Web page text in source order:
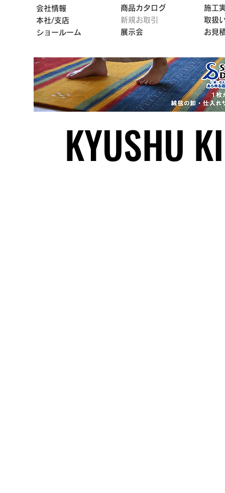
会社情報
本社/支店
ショールーム
商品カタログ
新規お取引
展示会
施工
取扱
お見
KYUSHU